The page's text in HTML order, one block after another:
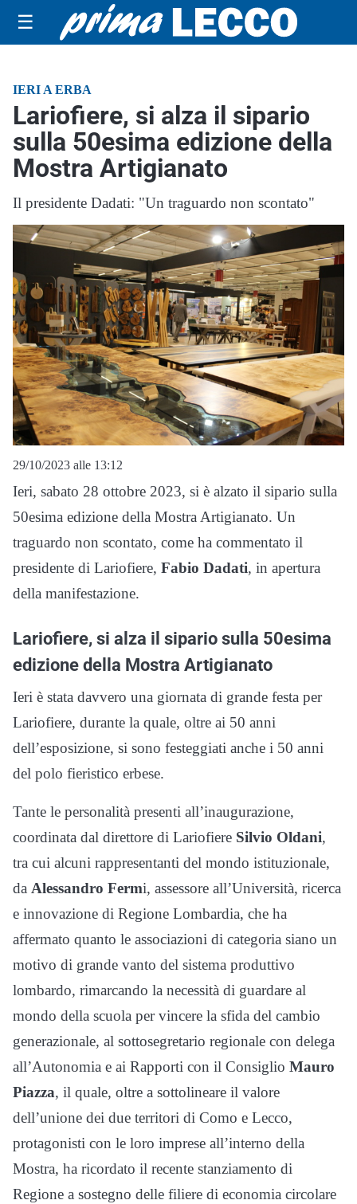
☰
IERI A ERBA
Lariofiere, si alza il sipario
sulla 50esima edizione della
Mostra Artigianato
Il presidente Dadati: "Un traguardo non scontato"
29/10/2023 alle 13:12
Ieri, sabato 28 ottobre 2023, si è alzato il sipario sulla
50esima edizione della Mostra Artigianato. Un
traguardo non scontato, come ha commentato il
presidente di Lariofiere, Fabio Dadati, in apertura
della manifestazione.
Lariofiere, si alza il sipario sulla 50esima
edizione della Mostra Artigianato
Ieri è stata davvero una giornata di grande festa per
Lariofiere, durante la quale, oltre ai 50 anni
dell’esposizione, si sono festeggiati anche i 50 anni
del polo fieristico erbese.
Tante le personalità presenti all’inaugurazione,
coordinata dal direttore di Lariofiere Silvio Oldani,
tra cui alcuni rappresentanti del mondo istituzionale,
da Alessandro Fermi, assessore all’Università, ricerca
e innovazione di Regione Lombardia, che ha
affermato quanto le associazioni di categoria siano un
motivo di grande vanto del sistema produttivo
lombardo, rimarcando la necessità di guardare al
mondo della scuola per vincere la sfida del cambio
generazionale, al sottosegretario regionale con delega
all’Autonomia e ai Rapporti con il Consiglio Mauro
Piazza, il quale, oltre a sottolineare il valore
dell’unione dei due territori di Como e Lecco,
protagonisti con le loro imprese all’interno della
Mostra, ha ricordato il recente stanziamento di
Regione a sostegno delle filiere di economia circolare